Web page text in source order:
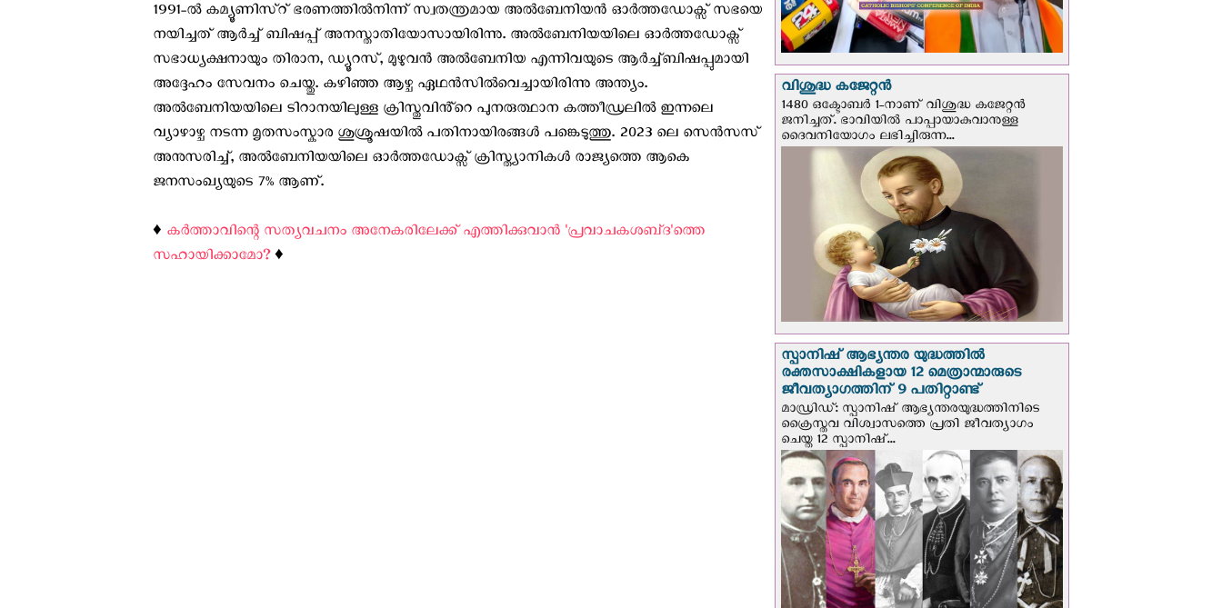
1991-ൽ കമ്യൂണിസ്റ് ഭരണത്തിൽനിന്ന് സ്വതന്ത്രമായ അൽബേനിയൻ ഓർത്തഡോക്സ് സഭയെ
നയിച്ചത് ആര്‍ച്ച് ബിഷപ്പ് അനസ്താതിയോസായിരിന്നു. അൽബേനിയയിലെ ഓർത്തഡോക്സ്
സഭാധ്യക്ഷനായും തിരാന, ഡ്യൂറസ്, മുഴുവൻ അൽബേനിയ എന്നിവയുടെ ആർച്ച്ബിഷപ്പുമായി
അദ്ദേഹം സേവനം ചെയ്തു. കഴിഞ്ഞ ആഴ്ച ഏഥന്‍സില്‍വെച്ചായിരിന്നു അന്ത്യം.
അൽബേനിയയിലെ ടിറാനയിലുള്ള ക്രിസ്തുവിൻ്റെ പുനരുത്ഥാന കത്തീഡ്രലില്‍ ഇന്നലെ
വ്യാഴാഴ്ച നടന്ന മൃതസംസ്കാര ശുശ്രൂഷയില്‍ പതിനായിരങ്ങള്‍ പങ്കെടുത്തു. 2023 ലെ സെൻസസ്
അനുസരിച്ച്, അൽബേനിയയിലെ ഓർത്തഡോക്സ് ക്രിസ്ത്യാനികൾ രാജ്യത്തെ ആകെ
ജനസംഖ്യയുടെ 7% ആണ്.
♦️ കര്‍ത്താവിന്റെ സത്യവചനം അനേകരിലേക്ക് എത്തിക്കുവാന്‍ 'പ്രവാചകശബ്‌ദ'ത്തെ
സഹായിക്കാമോ?♦️
വിശുദ്ധ കജേറ്റന്‍
1480 ഒക്ടോബര്‍ 1-നാണ് വിശുദ്ധ കജേറ്റന്‍
ജനിച്ചത്. ഭാവിയില്‍ പാപ്പായാകുവാനുള്ള
ദൈവനിയോഗം ലഭിച്ചിരുന്ന...
സ്പാനിഷ് ആഭ്യന്തര യുദ്ധത്തില്‍
രക്തസാക്ഷികളായ 12 മെത്രാന്മാരുടെ
ജീവത്യാഗത്തിന് 9 പതിറ്റാണ്ട്
മാഡ്രിഡ്: സ്പാനിഷ് ആഭ്യന്തരയുദ്ധത്തിനിടെ
ക്രൈസ്തവ വിശ്വാസത്തെ പ്രതി ജീവത്യാഗം
ചെയ്ത 12 സ്പാനിഷ്...